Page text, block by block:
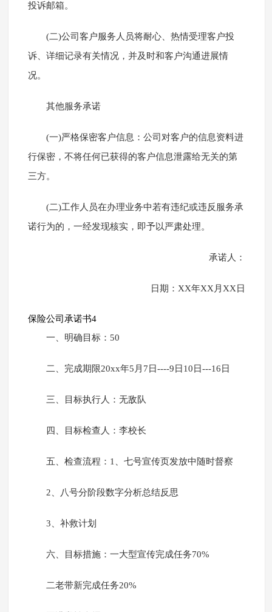
投诉邮箱。
(二)公司客户服务人员将耐心、热情受理客户投
诉、详细记录有关情况，并及时和客户沟通进展情
况。
其他服务承诺
(一)严格保密客户信息：公司对客户的信息资料进
行保密，不将任何已获得的客户信息泄露给无关的第
三方。
(二)工作人员在办理业务中若有违纪或违反服务承
诺行为的，一经发现核实，即予以严肃处理。
承诺人：
日期：XX年XX月XX日
保险公司承诺书4
一、明确目标：50
二、完成期限20xx年5月7日----9日10日---16日
三、目标执行人：无敌队
四、目标检查人：李校长
五、检查流程：1、七号宣传页发放中随时督察
2、八号分阶段数字分析总结反思
3、补救计划
六、目标措施：一大型宣传完成任务70%
二老带新完成任务20%